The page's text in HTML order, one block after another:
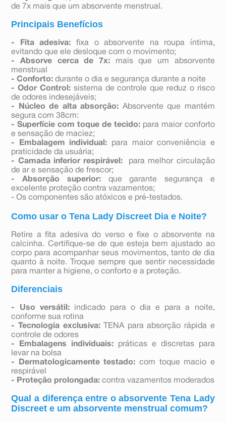
de 7x mais que um absorvente menstrual.
Principais Benefícios
- Fita adesiva: fixa o absorvente na roupa íntima,
evitando que ele desloque com o movimento;
- Absorve cerca de 7x: mais que um absorvente
menstrual
- Conforto:durante o dia e segurança durante a noite
- Odor Control: sistema de controle que reduz o risco
de odores indesejáveis;
- Núcleo de alta absorção: Absorvente que mantém
segura com 38cm:
- Superfície com toque de tecido: para maior conforto
e sensação de maciez;
- Embalagem individual: para maior conveniência e
praticidade da usuária;
- Camada inferior respirável:
para melhor circulação
de ar e sensação de frescor;
- Absorção superior:que garante segurança e
excelente proteção contra vazamentos;
- Os componentes são atóxicos e pré-testados.
Como usar o Tena Lady Discreet Dia e Noite?
Retire a fita adesiva do verso e fixe o absorvente na
calcinha. Certifique-se de que esteja bem ajustado ao
corpo para acompanhar seus movimentos, tanto de dia
quanto à noite. Troque sempre que sentir necessidade
para manter a higiene, o conforto e a proteção.
Diferenciais
- Uso versátil: indicado para o dia e para a noite,
conforme sua rotina
- Tecnologia exclusiva:TENA para absorção rápida e
controle de odores
- Embalagens individuais: práticas e discretas para
levar na bolsa
- Dermatologicamente testado: com toque macio e
respirável
- Proteção prolongada: contra vazamentos moderados
Qual a diferença entre o absorvente Tena Lady
Discreet e um absorvente menstrual comum?